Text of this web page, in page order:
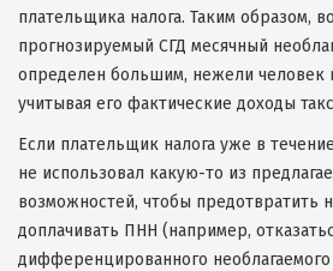
плательщика налога. Таким образом,
прогнозируемый СГД месячный
определен большим, нежели человек
учитывая его фактические доходы
Если плательщик налога уже в
не использовал какую-то из
возможностей, чтобы предотвратить
доплачивать ПНН (например,
дифференцированного